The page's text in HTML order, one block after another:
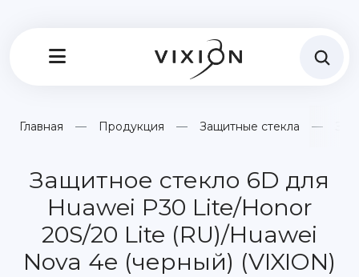
Главная Продукция Защитные стекла
Защитное стекло 6D для
Huawei P30 Lite/Honor
20S/20 Lite (RU)/Huawei
Nova 4e (черный) (VIXION)